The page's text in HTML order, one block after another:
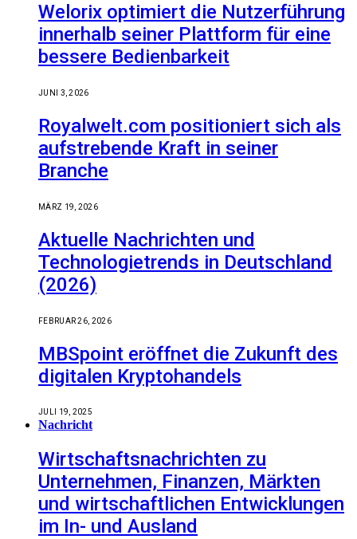
Welorix optimiert die Nutzerführung
innerhalb seiner Plattform für eine
bessere Bedienbarkeit
JUNI 3, 2026
Royalwelt.com positioniert sich als
aufstrebende Kraft in seiner
Branche
MÄRZ 19, 2026
Aktuelle Nachrichten und
Technologietrends in Deutschland
(2026)
FEBRUAR 26, 2026
MBSpoint eröffnet die Zukunft des
digitalen Kryptohandels
JULI 19, 2025
Nachricht
Wirtschaftsnachrichten zu
Unternehmen, Finanzen, Märkten
und wirtschaftlichen Entwicklungen
im In- und Ausland